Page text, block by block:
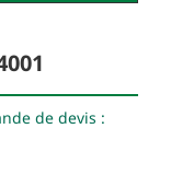
de devis :